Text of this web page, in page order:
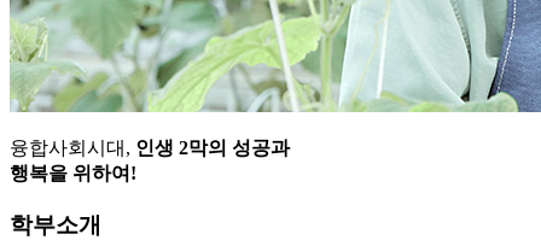
융합사회시대, 인생 2막의 성공과
행복을 위하여!
학부소개